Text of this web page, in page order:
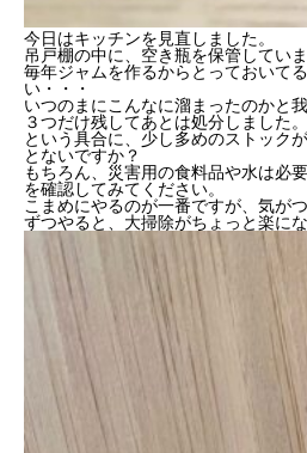
今日はキッチンを見直しました。
吊戸棚の中に、空き瓶を保管していま
毎年ジャムを作るからとっておいて
い・・・
いつのまにこんなに溜まったのかと
３つだけ残してあとは処分しました。
という具合に、少し多めのストック
とないですか？
もちろん、災害用の食料品や水は必
を確認してみてください。
こまめにやるのが一番ですが、気が
ずつやると、大掃除がちょっと楽に